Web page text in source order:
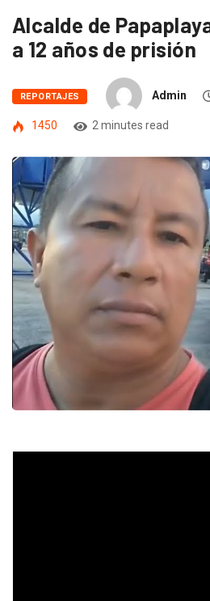
Alcalde de
a 12 años de prisión
REPORTAJES Admin
1450 2 minutes read